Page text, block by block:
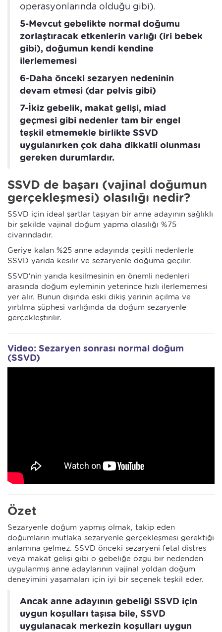
operasyonlarında olduğu gibi).
5-Mevcut gebelikte normal doğumu
zorlaştıracak etkenlerin varlığı (iri bebek
gibi), doğumun kendi kendine
ilerlememesi
6-Daha önceki sezaryen nedeninin
devam etmesi (dar pelvis gibi)
7-İkiz gebelik, makat gelişi, miad
geçmesi gibi nedenler tam bir engel
teşkil etmemekle birlikte SSVD
uygulanırken çok daha dikkatli olunması
gereken durumlardır.
SSVD de başarı (vajinal doğumun
gerçekleşmesi) olasılığı nedir?
SSVD için ideal şartlar taşıyan bir anne adayının sağlıklı
bir şekilde vajinal doğum yapma olasılığı %75
civarındadır.
Geriye kalan %25 anne adayında çeşitli nedenlerle
SSVD yarıda kesilir ve sezaryenle doğuma geçilir.
SSVD'nin yarıda kesilmesinin en önemli nedenleri
arasında doğum eyleminin yeterince hızlı ilerlememesi
yer alır. Bunun dışında eski dikiş yerinin açılma ve
yırtılma şüphesi varlığında da doğum sezaryenle
gerçekleştirilir.
Video: Sezaryen sonrası normal doğum
(SSVD)
Özet
Sezaryenle doğum yapmış olmak, takip eden
doğumların mutlaka sezaryenle gerçekleşmesi gerektiği
anlamına gelmez. SSVD önceki sezaryeni fetal distres
veya makat gelişi gibi o gebeliğe özgü bir nedenden
uygulanmış anne adaylarının vajinal yoldan doğum
deneyimini yaşamaları için iyi bir seçenek teşkil eder.
Ancak anne adayının gebeliği SSVD için
uygun koşulları taşısa bile, SSVD
uygulanacak merkezin koşulları uygun